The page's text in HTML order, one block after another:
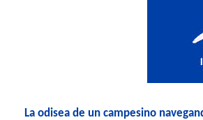
La odisea de un campesino